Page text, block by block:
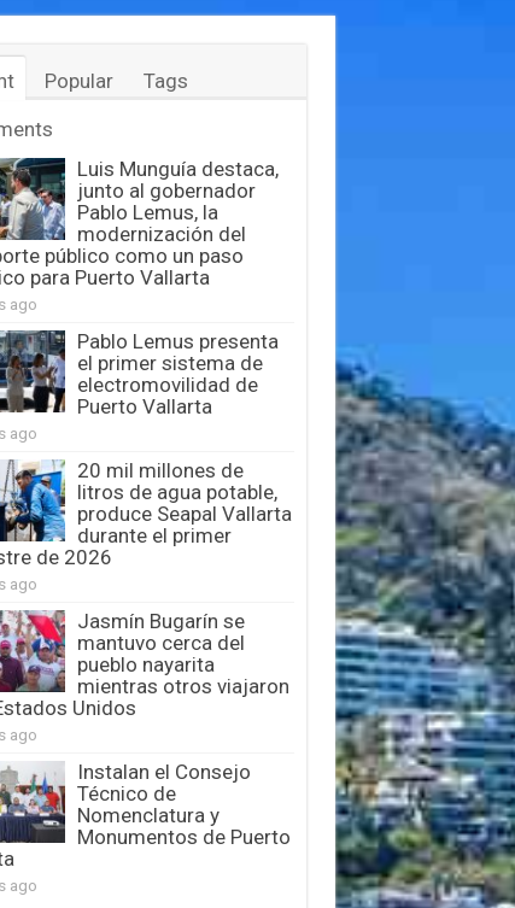
Popular
Tags
Luis Munguía destaca,
junto al gobernador
Pablo Lemus, la
modernización del
público como un paso
para Puerto Vallarta
ago
Pablo Lemus presenta
el primer sistema de
electromovilidad de
Puerto Vallarta
ago
20 mil millones de
litros de agua potable,
produce Seapal Vallarta
durante el primer
de 2026
ago
Jasmín Bugarín se
mantuvo cerca del
pueblo nayarita
mientras otros viajaron
Unidos
ago
Instalan el Consejo
Técnico de
Nomenclatura y
Monumentos de Puerto
ago